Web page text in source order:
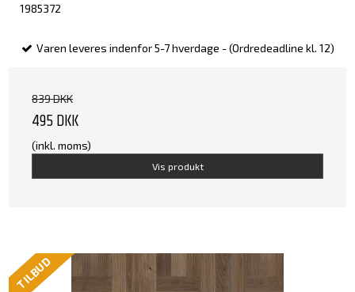
1985372
Varen leveres indenfor 5-7 hverdage - (Ordredeadline kl. 12)
839 DKK
495 DKK
(inkl. moms)
Vis produkt
TILBUD